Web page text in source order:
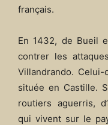
français.
En 1432, de Bueil
contrer les
Villandrando.
située en Castille.
routiers aguerris,
qui vivent sur le